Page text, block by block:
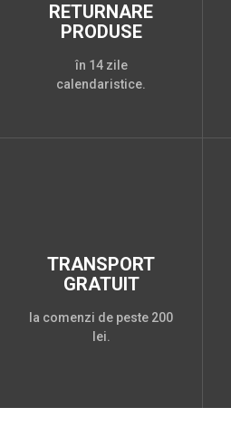
RETURNARE
PRODUSE
în 14 zile
calendaristice.
TRANSPORT
GRATUIT
la comenzi de peste 200
lei.